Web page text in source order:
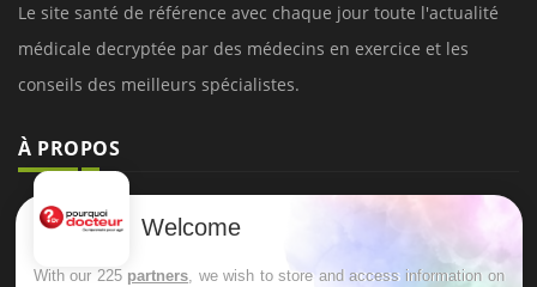
Le site santé de référence avec chaque jour toute l'actualité
médicale decryptée par des médecins en exercice et les
conseils des meilleurs spécialistes.
À PROPOS
Données personnelles et cookies
Welcome
With our 225 partners , we wish to store and access information on